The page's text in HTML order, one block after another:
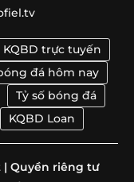
KQBD trực tuyến
đá hôm nay
Tỷ số bóng đá
KQBD Loan
| Quyền riêng tư